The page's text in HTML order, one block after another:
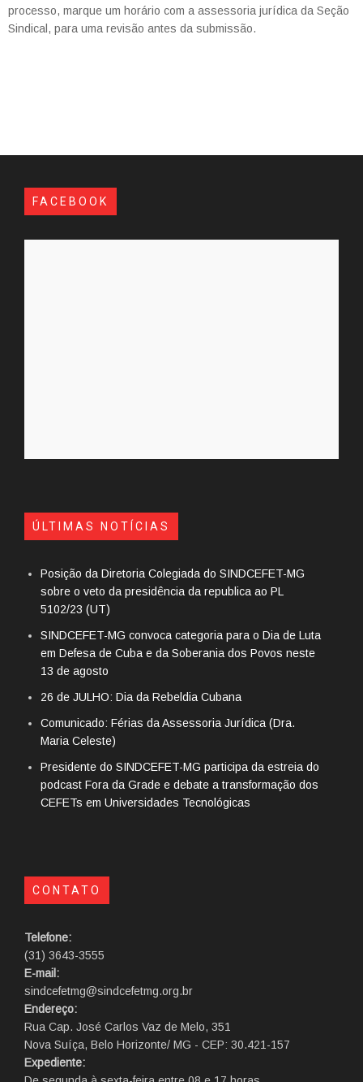
processo, marque um horário com a assessoria jurídica da Seção
Sindical, para uma revisão antes da submissão.
FACEBOOK
ÚLTIMAS NOTÍCIAS
Posição da Diretoria Colegiada do SINDCEFET-MG
sobre o veto da presidência da republica ao PL
5102/23 (UT)
SINDCEFET-MG convoca categoria para o Dia de Luta
em Defesa de Cuba e da Soberania dos Povos neste
13 de agosto
26 de JULHO: Dia da Rebeldia Cubana
Comunicado: Férias da Assessoria Jurídica (Dra.
Maria Celeste)
Presidente do SINDCEFET-MG participa da estreia do
podcast Fora da Grade e debate a transformação dos
CEFETs em Universidades Tecnológicas
CONTATO
Telefone:
(31) 3643-3555
E-mail:
sindcefetmg@sindcefetmg.org.br
Endereço:
Rua Cap. José Carlos Vaz de Melo, 351
Nova Suíça, Belo Horizonte/ MG - CEP: 30.421-157
Expediente: